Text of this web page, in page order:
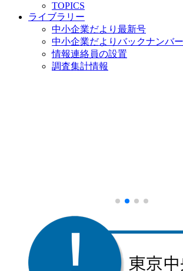
TOPICS
ライブラリー
中小企業だより最新号
中小企業だよりバックナンバー
情報連絡員の設置
調査集計情報